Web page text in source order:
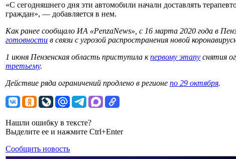
«С сегодняшнего дня эти автомобили начали доставлять
граждан», — добавляется в нем.
Как ранее сообщало ИА «PenzaNews», с 16 марта 2020 года в
готовности в связи с угрозой распространения новой
1 июня Пензенская область приступила кпервому этапу снятия
третьему.
Действие ряда ограничений продлено в регионе по 29 октября.
Нашли ошибку в тексте?
Выделите ее и нажмите Ctrl+Enter
Сообщить новость